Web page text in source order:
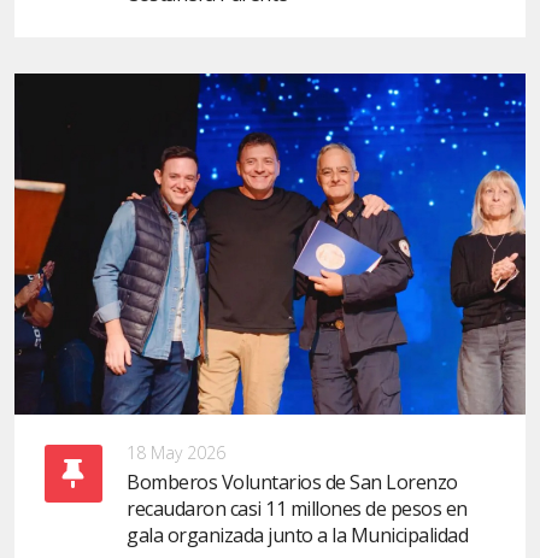
18 May 2026
Bomberos Voluntarios de San Lorenzo
recaudaron casi 11 millones de pesos en
gala organizada junto a la Municipalidad